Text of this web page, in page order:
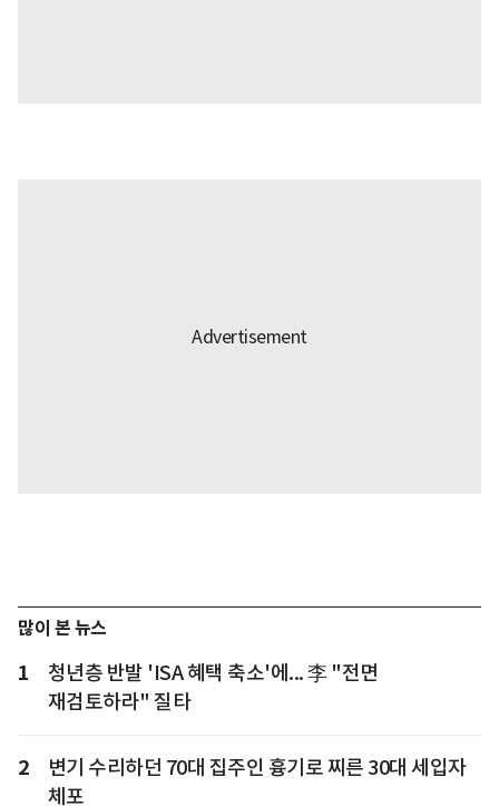
많이 본 뉴스
1
청년층 반발 'ISA 혜택 축소'에... 李 "전면
재검토하라" 질타
2
변기 수리하던 70대 집주인 흉기로 찌른 30대 세입자
체포